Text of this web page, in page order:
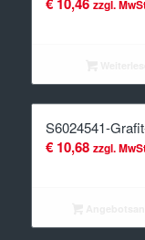
zzgl.
S6024541-
€10,68 zzgl.